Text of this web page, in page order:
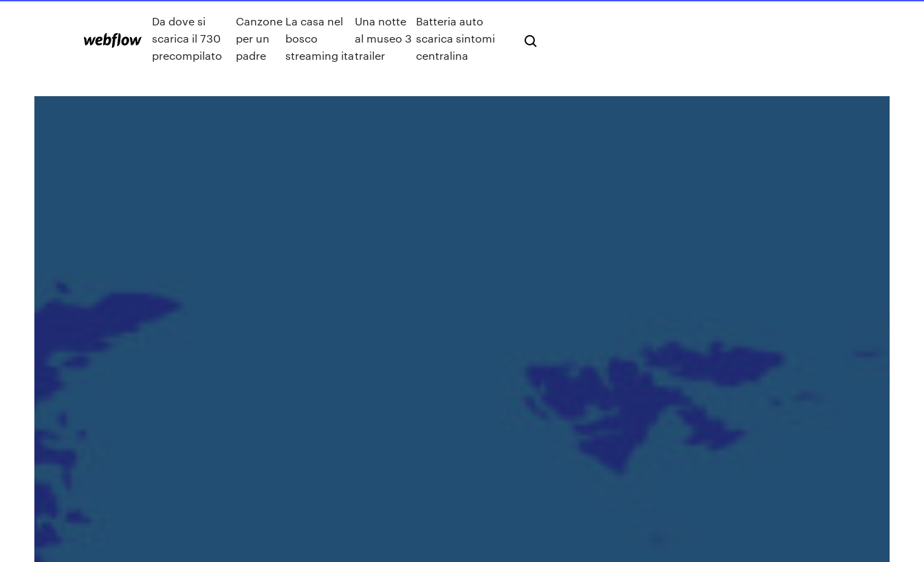
Da dove si
scarica il 730
precompilato
Canzone
per un
padre
La casa nel
bosco
streaming ita
Una notte
al museo 3
trailer
Batteria auto
scarica sintomi
centralina